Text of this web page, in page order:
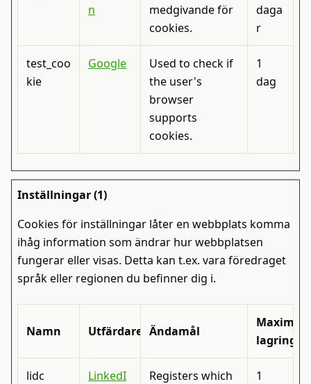
n
medgivande för
cookies.
daga
r
test_coo
kie
Google
Used to check if
the user's
browser
supports
cookies.
1
dag
Inställningar (1)
Cookies för inställningar låter en webbplats komma
ihåg information som ändrar hur webbplatsen
fungerar eller visas. Detta kan t.ex. vara föredraget
språk eller regionen du befinner dig i.
Namn Utfärdare Ändamål
Maximal
lidc
LinkedI
Registers which
1